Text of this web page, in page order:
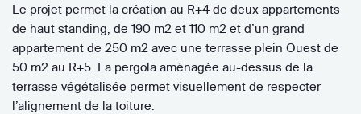
Le projet permet la création au R+4 de deux appartements
de haut standing, de 190 m2 et 110 m2 et d’un grand
appartement de 250 m2 avec une terrasse plein Ouest de
50 m2 au R+5. La pergola aménagée au-dessus de la
terrasse végétalisée permet visuellement de respecter
l’alignement de la toiture.